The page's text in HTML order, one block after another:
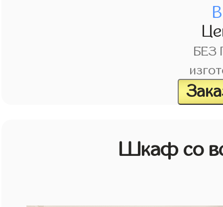
БЕЗ
Шкаф со